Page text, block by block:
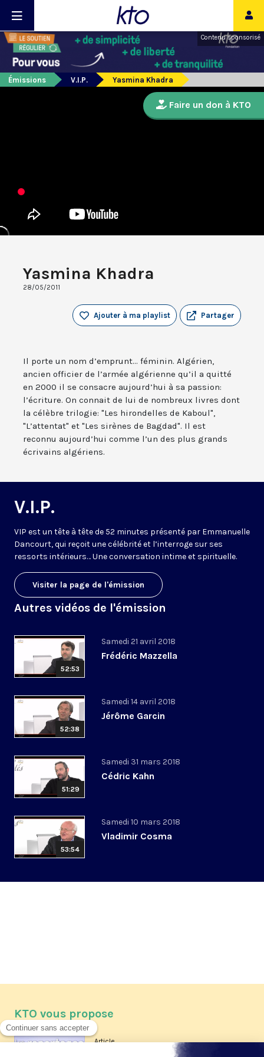
Contenu sponsorisé
Émissions V.I.P. Yasmina Khadra
Yasmina Khadra
28/05/2011
Partager
Ajouter à ma playlist
Il porte un nom d’emprunt... féminin. Algérien,
ancien officier de l’armée algérienne qu’il a quitté
en 2000 il se consacre aujourd’hui à sa passion:
l’écriture. On connait de lui de nombreux livres dont
la célèbre trilogie: "Les hirondelles de Kaboul",
"L’attentat" et "Les sirènes de Bagdad". Il est
reconnu aujourd’hui comme l’un des plus grands
écrivains algériens.
V.I.P.
VIP est un tête à tête de 52 minutes présenté par Emmanuelle
Dancourt, qui reçoit une célébrité et l’interroge sur ses
ressorts intérieurs… Une conversation intime et spirituelle.
Visiter la page de l'émission
Autres vidéos de l'émission
52:53
Samedi 21 avril 2018
Frédéric Mazzella
52:38
Samedi 14 avril 2018
Jérôme Garcin
51:29
Samedi 31 mars 2018
Cédric Kahn
53:54
Samedi 10 mars 2018
Vladimir Cosma
Faire un don à KTO
KTO vous propose
Article
Les reportages d'été 2026 de KTO